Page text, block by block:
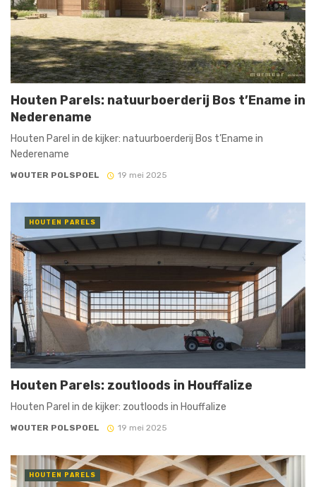
Houten Parels: natuurboerderij Bos t’Ename in
Nederename
Houten Parel in de kijker: natuurboerderij Bos t’Ename in
Nederename
WOUTER POLSPOEL 19 mei 2025
HOUTEN PARELS
Houten Parels: zoutloods in Houffalize
Houten Parel in de kijker: zoutloods in Houffalize
WOUTER POLSPOEL 19 mei 2025
HOUTEN PARELS